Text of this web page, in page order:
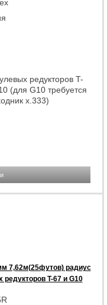
редукторов T-
(для G10 требуется
x.333)
7,62м(25футов) радиус
T-67 и G10